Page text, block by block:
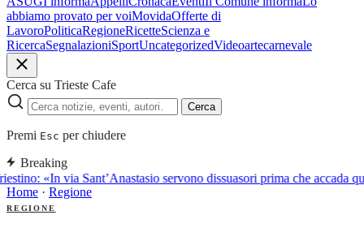
abbiamo provato per voiMovidaOfferte di
LavoroPoliticaRegioneRicetteScienza e
RicercaSegnalazioniSportUncategorizedVideoartecarnevale
Cerca su Trieste Cafe
Cerca
Premi Esc per chiudere
Breaking
«In via Sant’Anastasio servono dissuasori prima che accada
Home · Regione
REGIONE